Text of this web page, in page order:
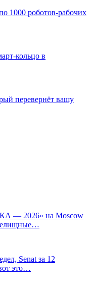
1000 роботов-рабочих
кольцо в
перевернёт вашу
— 2026» на Moscow
Senat за 12
это…